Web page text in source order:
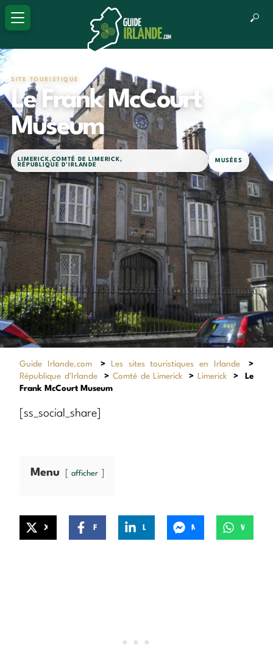
SITE TOURISTIQUE
Le Frank McCourt
Museum
LIMERICK,COMTÉ DE LIMERICK,
RÉPUBLIQUE D'IRLANDE
MUSÉES
Guide Irlande.com > Les sites touristiques en Irlande
>
République d'Irlande
> Comté de Limerick > Limerick >
Le
Frank McCourt Museum
[ss_social_share]
Menu afficher